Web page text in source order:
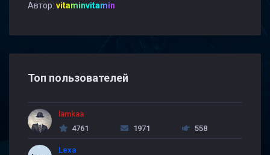
Автор: vitaminvitamin
Топ пользователей
lamkaa
4761
1971 558
Lexa